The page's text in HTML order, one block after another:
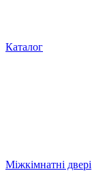
Каталог
Міжкімнатні двері